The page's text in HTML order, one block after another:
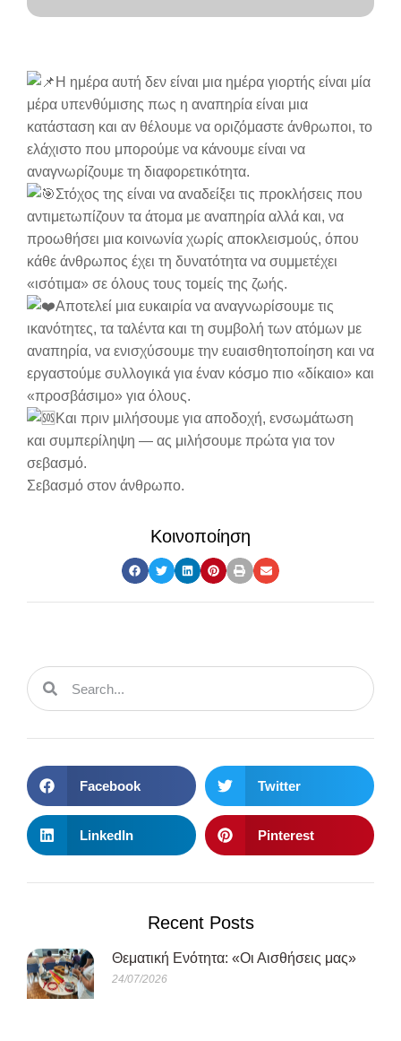
Η ημέρα αυτή δεν είναι μια ημέρα γιορτής είναι μία
μέρα υπενθύμισης πως η αναπηρία είναι μια
κατάσταση και αν θέλουμε να οριζόμαστε άνθρωποι, το
ελάχιστο που μπορούμε να κάνουμε είναι να
αναγνωρίζουμε τη διαφορετικότητα.
Στόχος της είναι να αναδείξει τις προκλήσεις που
αντιμετωπίζουν τα άτομα με αναπηρία αλλά και, να
προωθήσει μια κοινωνία χωρίς αποκλεισμούς, όπου
κάθε άνθρωπος έχει τη δυνατότητα να συμμετέχει
«ισότιμα» σε όλους τους τομείς της ζωής.
Αποτελεί μια ευκαιρία να αναγνωρίσουμε τις
ικανότητες, τα ταλέντα και τη συμβολή των ατόμων με
αναπηρία, να ενισχύσουμε την ευαισθητοποίηση και να
εργαστούμε συλλογικά για έναν κόσμο πιο «δίκαιο» και
«προσβάσιμο» για όλους.
Και πριν μιλήσουμε για αποδοχή, ενσωμάτωση
και συμπερίληψη — ας μιλήσουμε πρώτα για τον
σεβασμό.
Σεβασμό στον άνθρωπο.
Κοινοποίηση
Facebook Twitter
LinkedIn Pinterest
Recent Posts
Θεματική Ενότητα: «Οι Αισθήσεις μας»
24/07/2026